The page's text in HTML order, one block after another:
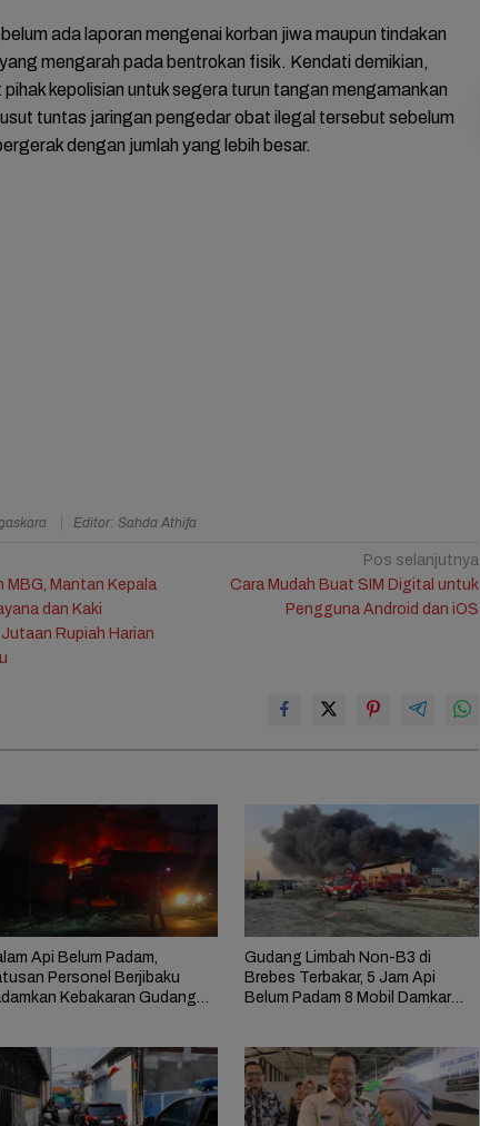
ada laporan mengenai korban jiwa maupun tindakan
mengarah pada bentrokan fisik. Kendati demikian,
kepolisian untuk segera turun tangan mengamankan
tuntas jaringan pengedar obat ilegal tersebut sebelum
dengan jumlah yang lebih besar.
Editor: Sahda Athifa
MBG, Mantan Kepala
dan Kaki
Rupiah Harian
Pos selanjutnya
Cara Mudah Buat SIM Digital untuk
Pengguna Android dan iOS
Api Belum Padam,
Personel Berjibaku
Kebakaran Gudang
Gudang Limbah Non-B3 di
Brebes Terbakar, 5 Jam Api
Belum Padam 8 Mobil Damkar